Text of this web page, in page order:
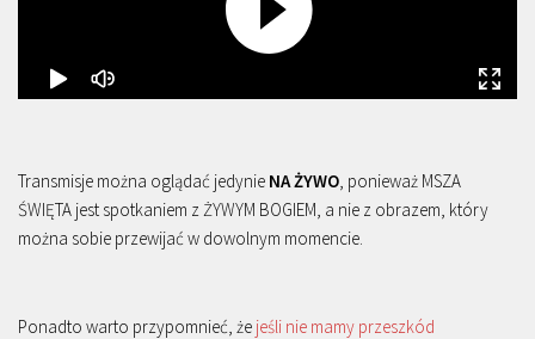
Transmisje można oglądać jedynie NA ŻYWO, ponieważ MSZA
ŚWIĘTA jest spotkaniem z ŻYWYM BOGIEM, a nie z obrazem, który
można sobie przewijać w dowolnym momencie.
Ponadto warto przypomnieć, że jeśli nie mamy przeszkód